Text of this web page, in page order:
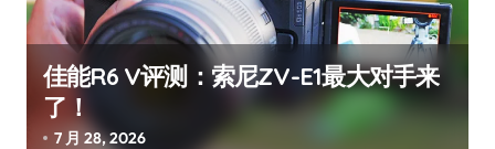
佳能R6 V评测：索尼ZV-E1最大对手来
了！
7 月 28, 2026